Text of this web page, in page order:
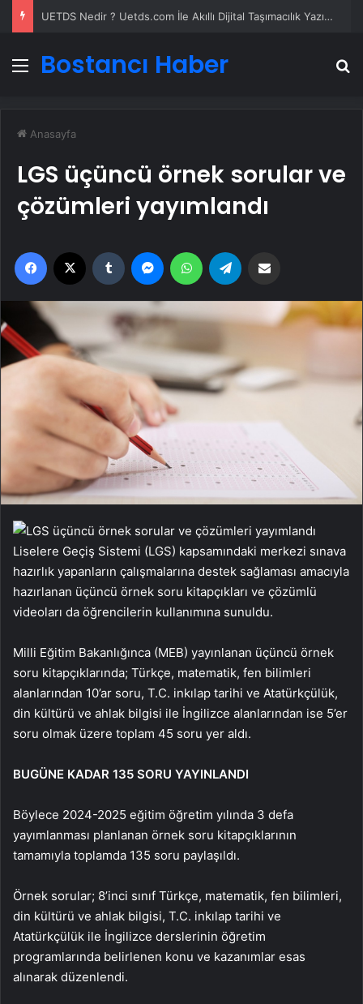
UETDS Nedir ? Uetds.com İle Akıllı Dijital Taşımacılık Yazılımı
Menü
Bostancı Haber
Anasayfa
LGS üçüncü örnek sorular ve
çözümleri yayımlandı
Facebook Tumblr MessengerWhatsApp
Liselere Geçiş Sistemi (LGS) kapsamındaki merkezi sınava
hazırlık yapanların çalışmalarına destek sağlaması amacıyla
hazırlanan üçüncü örnek soru kitapçıkları ve çözümlü
videoları da öğrencilerin kullanımına sunuldu.
Milli Eğitim Bakanlığınca (MEB) yayınlanan üçüncü örnek
soru kitapçıklarında; Türkçe, matematik, fen bilimleri
alanlarından 10’ar soru, T.C. inkılap tarihi ve Atatürkçülük,
din kültürü ve ahlak bilgisi ile İngilizce alanlarından ise 5’er
soru olmak üzere toplam 45 soru yer aldı.
BUGÜNE KADAR 135 SORU YAYINLANDI
Böylece 2024-2025 eğitim öğretim yılında 3 defa
yayımlanması planlanan örnek soru kitapçıklarının
tamamıyla toplamda 135 soru paylaşıldı.
Örnek sorular; 8’inci sınıf Türkçe, matematik, fen bilimleri,
din kültürü ve ahlak bilgisi, T.C. inkılap tarihi ve
Atatürkçülük ile İngilizce derslerinin öğretim
programlarında belirlenen konu ve kazanımlar esas
alınarak düzenlendi.